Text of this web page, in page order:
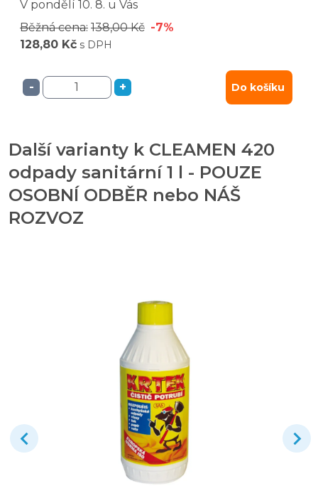
V pondělí 10. 8. u Vás
Běžná cena: 138,00 Kč -7%
128,80 Kč s DPH
- + Do košíku
Další varianty k CLEAMEN 420
odpady sanitární 1 l - POUZE
OSOBNÍ ODBĚR nebo NÁŠ
ROZVOZ